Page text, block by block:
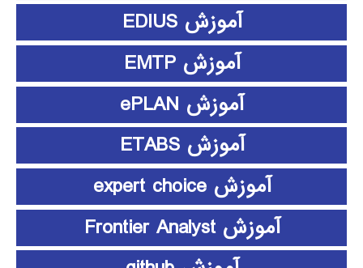
آموزش EDIUS
آموزش EMTP
آموزش ePLAN
آموزش ETABS
آموزش expert choice
آموزش Frontier Analyst